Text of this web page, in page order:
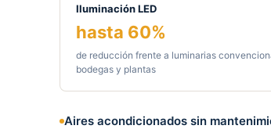
Iluminación LED
hasta 60%
de reducción frente a luminarias
bodegas y plantas
Aires acondicionados sin